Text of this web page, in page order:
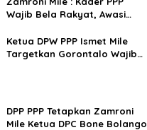
Wajib Bela Rakyat, Awasi
Ketua DPW PPP Ismet Mile
Targetkan Gorontalo Wajib
DPP PPP Tetapkan Zamroni
Mile Ketua DPC Bone Bolango